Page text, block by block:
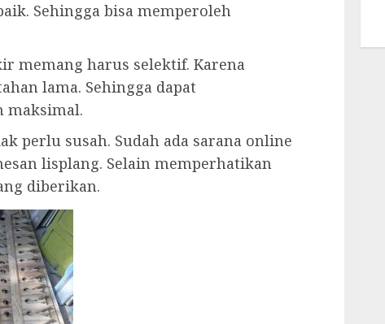
Sehingga bisa memperoleh
memang harus selektif. Karena
lama. Sehingga dapat
maksimal.
perlu susah. Sudah ada sarana online
lisplang. Selain memperhatikan
diberikan.